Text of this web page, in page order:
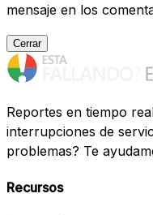
mensaje en los
Cerrar
Reportes en tiempo
interrupciones de
problemas? Te
Recursos